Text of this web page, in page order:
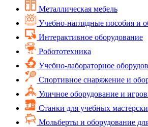
Металлическая мебель
Учебно-наглядные пособия и
Интерактивное оборудование
Робототехника
Учебно-лабораторное
Спортивное снаряжение и
Уличное оборудование и
Cтанки для учебных
Мольберты и оборудование